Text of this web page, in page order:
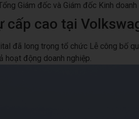
Giám đốc và Giám đốc Kinh
cấp cao tại
đã long trọng tổ chức Lễ công bố
hoạt động doanh nghiệp.